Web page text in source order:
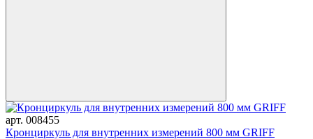
арт. 008455
Кронциркуль для внутренних измерений 800 мм GRIFF